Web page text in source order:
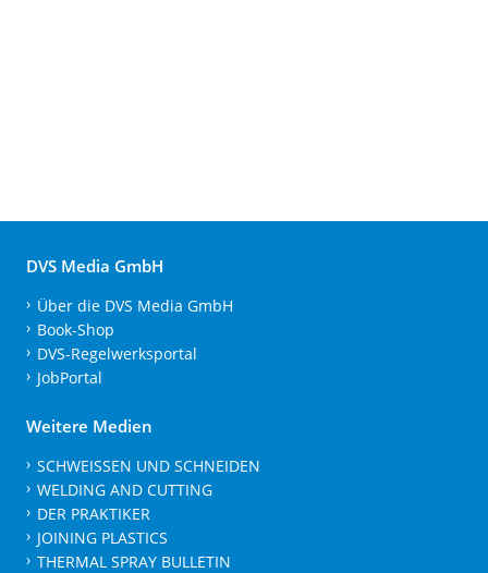
DVS Media GmbH
Über die DVS Media GmbH
Book-Shop
DVS-Regelwerksportal
JobPortal
Weitere Medien
SCHWEISSEN UND SCHNEIDEN
WELDING AND CUTTING
DER PRAKTIKER
JOINING PLASTICS
THERMAL SPRAY BULLETIN